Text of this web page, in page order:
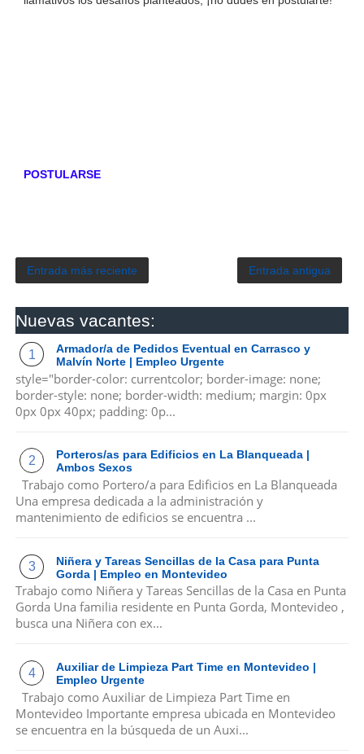
POSTULARSE
Entrada más reciente Entrada antigua
Nuevas vacantes:
Armador/a de Pedidos Eventual en Carrasco y
Malvín Norte | Empleo Urgente
style="border-color: currentcolor; border-image: none;
border-style: none; border-width: medium; margin: 0px
0px 0px 40px; padding: 0p...
Porteros/as para Edificios en La Blanqueada |
Ambos Sexos
Trabajo como Portero/a para Edificios en La Blanqueada
Una empresa dedicada a la administración y
mantenimiento de edificios se encuentra ...
Niñera y Tareas Sencillas de la Casa para Punta
Gorda | Empleo en Montevideo
Trabajo como Niñera y Tareas Sencillas de la Casa en Punta
Gorda Una familia residente en Punta Gorda, Montevideo ,
busca una Niñera con ex...
Auxiliar de Limpieza Part Time en Montevideo |
Empleo Urgente
Trabajo como Auxiliar de Limpieza Part Time en
Montevideo Importante empresa ubicada en Montevideo
se encuentra en la búsqueda de un Auxi...